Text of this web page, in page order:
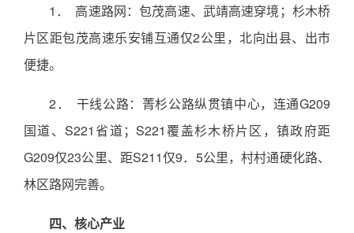
1． 高速路网：包茂高速、武靖高速穿境；杉木桥
片区距包茂高速乐安铺互通仅2公里，北向出县、出市
便捷。
2． 干线公路：菁杉公路纵贯镇中心，连通G209
国道、S221省道；S221覆盖杉木桥片区，镇政府距
G209仅23公里、距S211仅9．5公里，村村通硬化路、
林区路网完善。
四、核心产业